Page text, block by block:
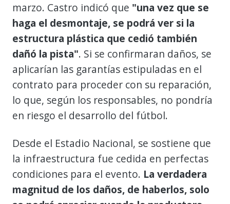
marzo. Castro indicó que "una vez que se
haga el desmontaje, se podrá ver si la
estructura plástica que cedió también
dañó la pista". Si se confirmaran daños, se
aplicarían las garantías estipuladas en el
contrato para proceder con su reparación,
lo que, según los responsables, no pondría
en riesgo el desarrollo del fútbol.
Desde el Estadio Nacional, se sostiene que
la infraestructura fue cedida en perfectas
condiciones para el evento. La verdadera
magnitud de los daños, de haberlos, solo